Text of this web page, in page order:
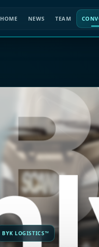
BYK LOGISTICS™
HOME NEWS TEAM